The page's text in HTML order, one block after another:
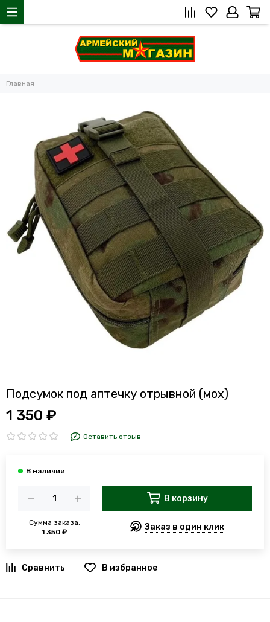
Главная
Подсумок под аптечку отрывной (мох)
1 350 ₽
Оставить отзыв
Сумма заказа:
1 350 ₽
В корзину
Заказ в один клик
В избранное